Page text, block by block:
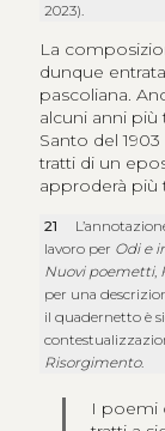
2023).
La
dunque
pascoliana.
alcuni anni più
Santo del
tratti di un
approderà più
21
lavoro per Odi e
Nuovi poemetti,
per una
il quadernetto è
Risorgimento.
I poemi